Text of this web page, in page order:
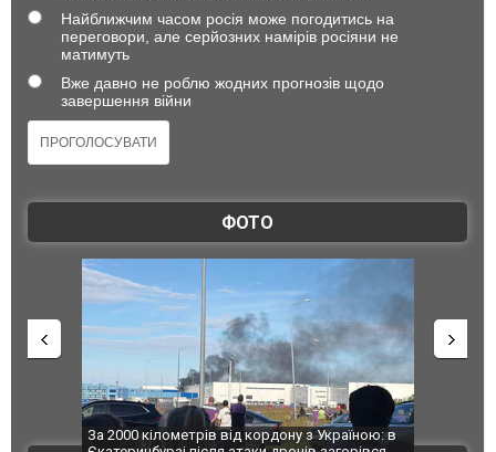
Найближчим часом росія може погодитись на
переговори, але серйозних намірів росіяни не
матимуть
Вже давно не роблю жодних прогнозів щодо
завершення війни
ФОТО
За 2000 кілометрів від кордону з Україною: в
"Мої